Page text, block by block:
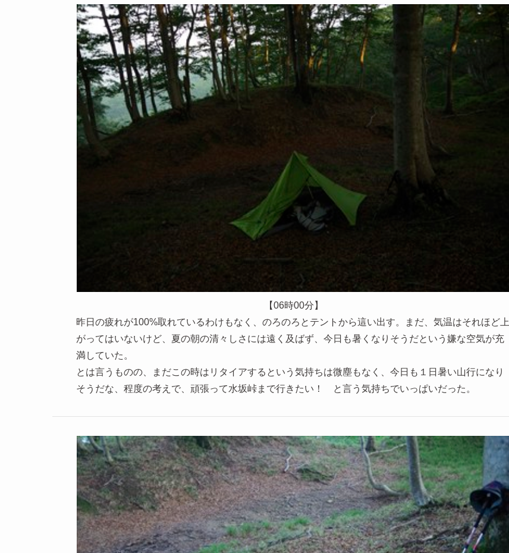
【06時00分】
昨日の疲れが100%取れているわけもなく、のろのろとテントから這い出す。まだ、気温はそれほど上
がってはいないけど、夏の朝の清々しさには遠く及ばず、今日も暑くなりそうだという嫌な空気が充
満していた。
とは言うものの、まだこの時はリタイアするという気持ちは微塵もなく、今日も１日暑い山行になり
そうだな、程度の考えで、頑張って水坂峠まで行きたい！ と言う気持ちでいっぱいだった。